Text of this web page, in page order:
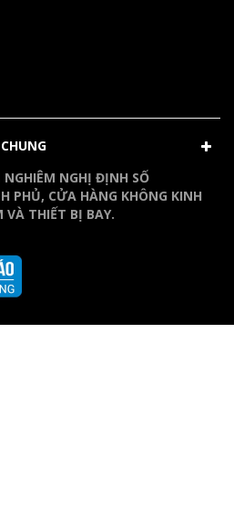
NGHỊ ĐỊNH SỐ
PHỦ, CỬA HÀNG KHÔNG KINH
VÀ THIẾT BỊ BAY.